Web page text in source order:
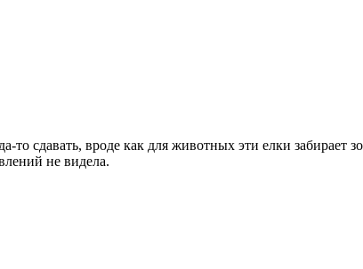
сдавать, вроде как для животных эти елки забирает
не видела.